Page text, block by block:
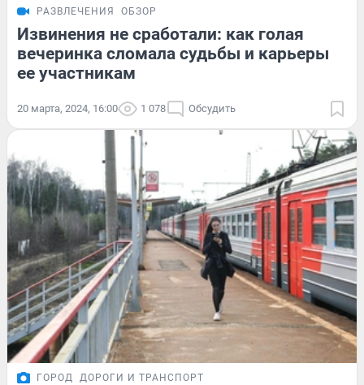
РАЗВЛЕЧЕНИЯ ОБЗОР
Извинения не сработали: как голая
вечеринка сломала судьбы и карьеры
ее участникам
20 марта, 2024, 16:00 1 078 Обсудить
ГОРОД ДОРОГИ И ТРАНСПОРТ